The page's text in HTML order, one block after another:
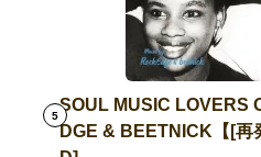
5
SOUL MUSIC LOVERS
DGE & BEETNICK【[再